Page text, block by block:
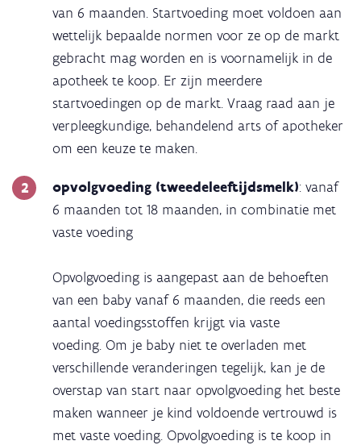
van 6 maanden. Startvoeding moet voldoen aan
wettelijk bepaalde normen voor ze op de markt
gebracht mag worden en is voornamelijk in de
apotheek te koop. Er zijn meerdere
startvoedingen op de markt. Vraag raad aan je
verpleegkundige, behandelend arts of apotheker
om een keuze te maken.
opvolgvoeding (tweedeleeftijdsmelk): vanaf
6 maanden tot 18 maanden, in combinatie met
vaste voeding
Opvolgvoeding is aangepast aan de behoeften
van een baby vanaf 6 maanden, die reeds een
aantal voedingsstoffen krijgt via vaste
voeding. Om je baby niet te overladen met
verschillende veranderingen tegelijk, kan je de
overstap van start naar opvolgvoeding het beste
maken wanneer je kind voldoende vertrouwd is
met vaste voeding. Opvolgvoeding is te koop in